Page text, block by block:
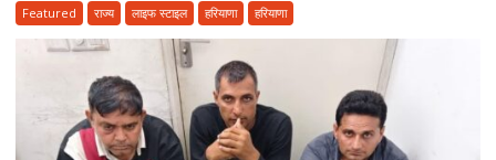
की
अंतिम
नहीं
आई
आत्मनिर्भर
Featured राज्य लाइफ स्टाइल हरियाणा हरियाणा